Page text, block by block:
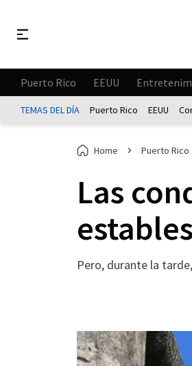
Puerto Rico EEUU
TEMAS DEL DÍA Puerto Rico EEUU
Home Puerto Rico
Las
estables
Pero, durante la